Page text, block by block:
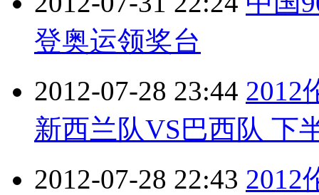
登奥运领奖台
2012-07-28 23:44 2012
新西兰队VS巴西队 下
2012-07-28 22:43 2012